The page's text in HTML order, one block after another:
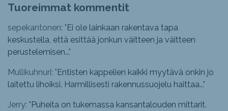
Tuoreimmat kommentit
sepekantonen: "Ei ole lainkaan rakentava tapa
keskustella, että esittää jonkun väitteen ja väitteen
perustelemisen..."
Mullikuhnuri: "Entisten kappelien kaikki myytävä onkin jo
laitettu lihoiksi. Harmillisesti rakennussuojelu haittaa..."
Jerry: "Puheita on tukemassa kansantalouden mittarit.